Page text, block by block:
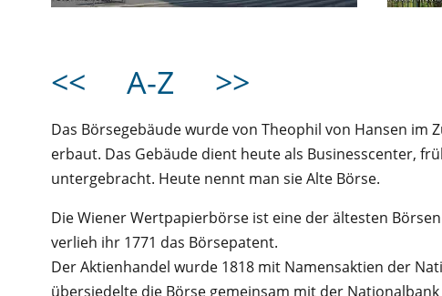
<< A-Z >>
Das Börsegebäude wurde von Theophil von Hansen im
erbaut. Das Gebäude dient heute als Businesscenter,
untergebracht. Heute nennt man sie Alte Börse.
Die Wiener Wertpapierbörse ist eine der ältesten
verlieh ihr 1771 das Börsepatent.
Der Aktienhandel wurde 1818 mit Namensaktien der
übersiedelte die Börse gemeinsam mit der